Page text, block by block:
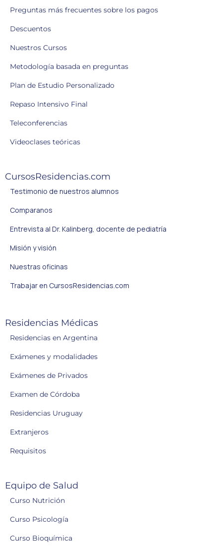
Preguntas más frecuentes sobre los pagos
Descuentos
Nuestros Cursos
Metodología basada en preguntas
Plan de Estudio Personalizado
Repaso Intensivo Final
Teleconferencias
Videoclases teóricas
CursosResidencias.com
Testimonio de nuestros alumnos
Comparanos
Entrevista al Dr. Kalinberg, docente de pediatría
Misión y visión
Nuestras oficinas
Trabajar en CursosResidencias.com
Residencias Médicas
Residencias en Argentina
Exámenes y modalidades
Exámenes de Privados
Examen de Córdoba
Residencias Uruguay
Extranjeros
Requisitos
Equipo de Salud
Curso Nutrición
Curso Psicología
Curso Bioquímica